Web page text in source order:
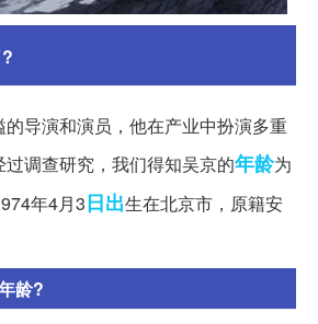
导演和演员，他在产业中扮演多重
调查研究，我们得知吴京的年龄为
年4月3日出生在北京市，原籍安
龄?